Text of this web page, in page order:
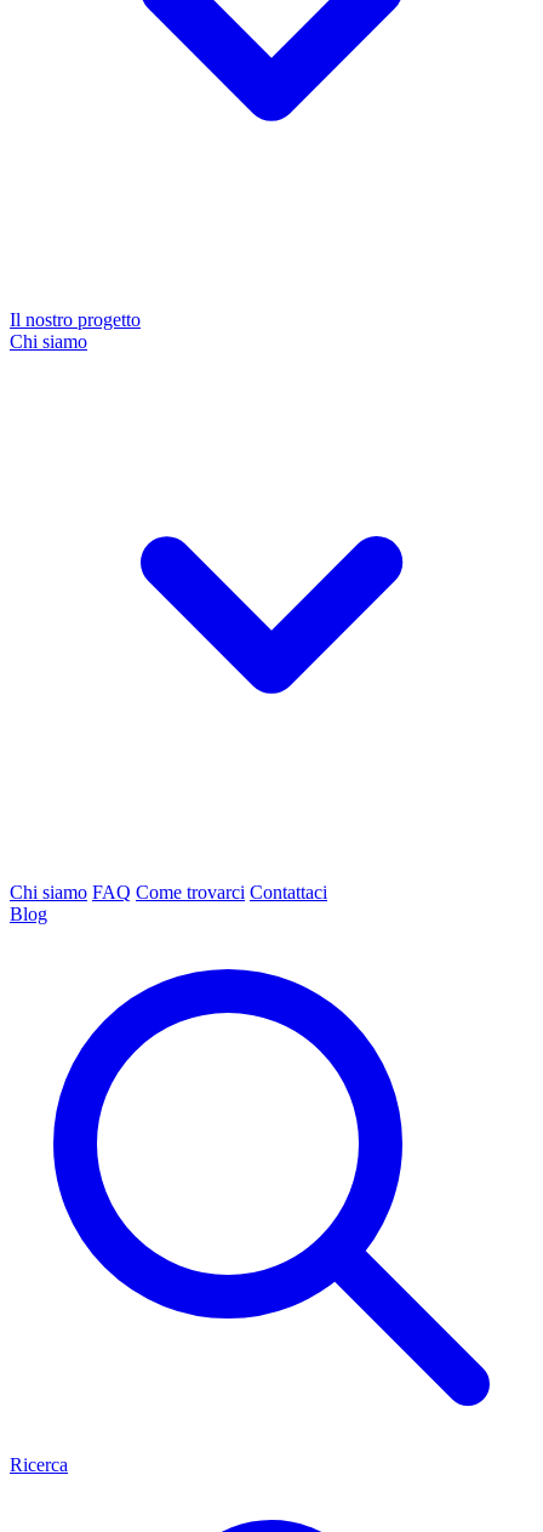
Il nostro progetto
Chi siamo
Chi siamo FAQ Come trovarci Contattaci
Blog
Ricerca